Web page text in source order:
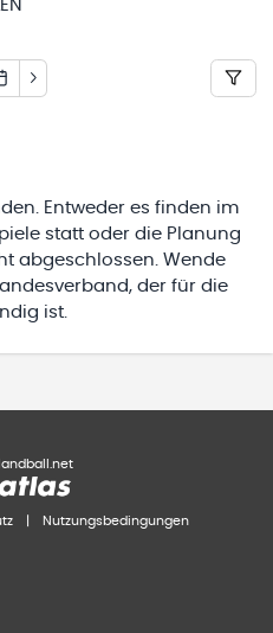
Entweder es finden im
statt oder die Planung
abgeschlossen. Wende
der für die
ist.
Nutzungsbedingungen